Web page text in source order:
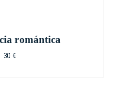
romántica
30 €